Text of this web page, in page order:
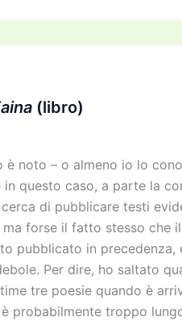
k
e
n
n
di
di
(libro)
è noto – o almeno io lo
in questo caso, a parte la
di pubblicare testi
forse il fatto stesso che
pubblicato in precedenza,
Per dire, ho saltato
tre poesie quando è
probabilmente troppo